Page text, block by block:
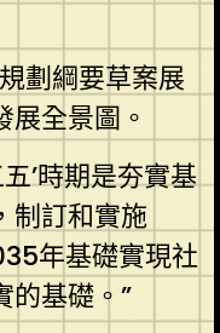
劃綱要草案展
全景圖。
’時期是夯實基
制訂和實施
年基礎實現社
的基礎。”